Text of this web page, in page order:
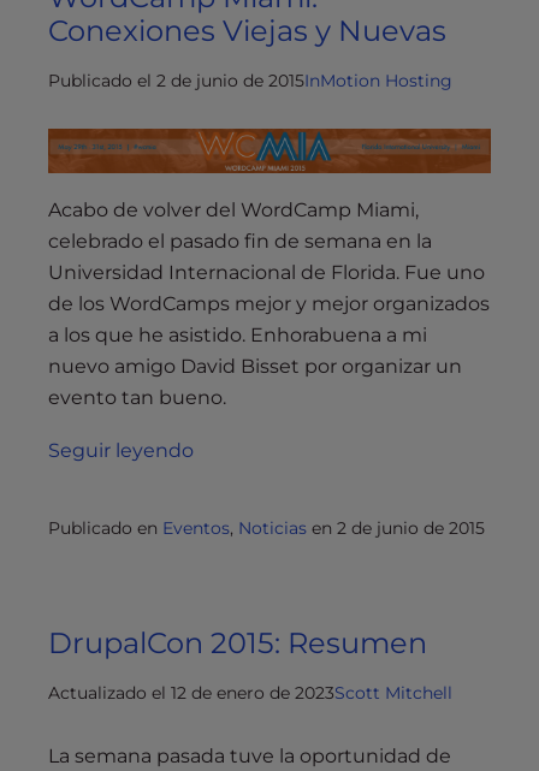
Conexiones Viejas y Nuevas
Publicado el 2 de junio de 2015InMotion Hosting
Acabo de volver del WordCamp Miami,
celebrado el pasado fin de semana en la
Universidad Internacional de Florida. Fue uno
de los WordCamps mejor y mejor organizados
a los que he asistido. Enhorabuena a mi
nuevo amigo David Bisset por organizar un
evento tan bueno.
Seguir leyendo
Publicado en Eventos, Noticias en 2 de junio de 2015
DrupalCon 2015: Resumen
Actualizado el 12 de enero de 2023Scott Mitchell
La semana pasada tuve la oportunidad de